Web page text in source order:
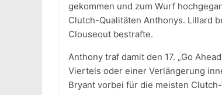
gekommen und zum Wurf
Clutch-Qualitäten Anthonys. Lillard
Clouseout bestrafte.
Anthony traf damit den 17. „Go
Viertels oder einer Verlängerung
Bryant vorbei für die meisten